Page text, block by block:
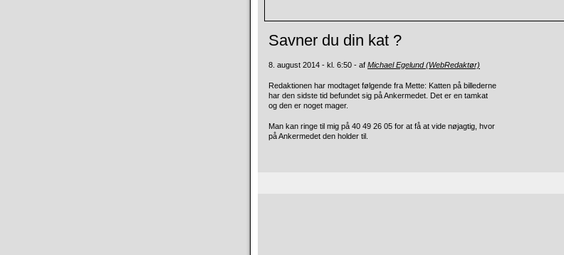
Savner du din kat ?
8. august 2014 - kl. 6:50 - af Michael Egelund (WebRedaktør)
Redaktionen har modtaget følgende fra Mette: Katten på billederne
har den sidste tid befundet sig på Ankermedet. Det er en tamkat
og den er noget mager.
Man kan ringe til mig på 40 49 26 05 for at få at vide nøjagtig, hvor
på Ankermedet den holder til.